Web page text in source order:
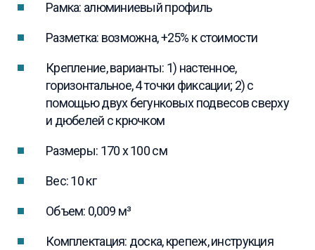
Рамка: алюминиевый профиль
Разметка: возможна, +25% к стоимости
Крепление, варианты: 1) настенное,
горизонтальное, 4 точки фиксации; 2) с
помощью двух бегунковых подвесов сверху
и дюбелей с крючком
Размеры: 170 x 100 см
Вес: 10 кг
Объем: 0,009 м³
Комплектация: доска, крепеж, инструкция